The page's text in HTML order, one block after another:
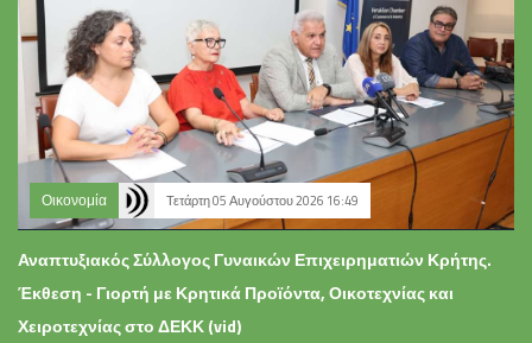
Οικονομία Τετάρτη 05 Αυγούστου 2026 16:49
Αναπτυξιακός Σύλλογος Γυναικών Επιχειρηματιών Κρήτης.
Έκθεση - Γιορτή με Κρητικά Προϊόντα, Οικοτεχνίας και
Χειροτεχνίας στο ΔΕΚΚ (vid)